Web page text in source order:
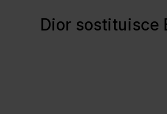
Dior sostituisce